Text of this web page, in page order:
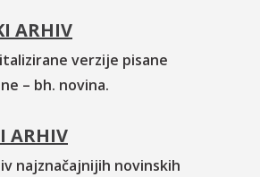
ARHIV
verzije pisane
– bh. novina.
ARHIV
najznačajnijih novinskih